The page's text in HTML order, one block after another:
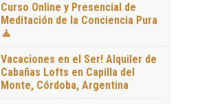
Curso Online y Presencial de
Meditación de la Conciencia Pura
🧘
Vacaciones en el Ser! Alquiler de
Cabañas Lofts en Capilla del
Monte, Córdoba, Argentina